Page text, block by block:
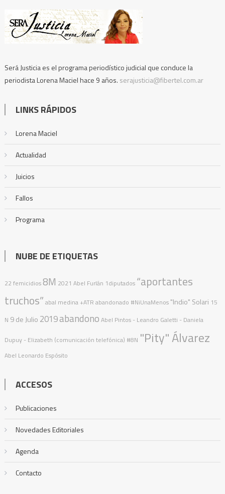
Será Justicia es el programa periodístico judicial que conduce la
periodista Lorena Maciel hace 9 años. serajusticia@fibertel.com.ar
LINKS RÁPIDOS
Lorena Maciel
Actualidad
Juicios
Fallos
Programa
NUBE DE ETIQUETAS
22 femicidios8M 2021 Abel Furlán 1diputados “aportantes
truchos” abal medina +ATR abandonado #NiUnaMenos "Indio" Solari 15
N 9 de Julio 2019abandono Abel Pintos - Leandro Galetti - Daniela
Dupuy - Elizabeth (comunicación telefónica) #8N "Pity" Álvarez
Abel Leonardo Espósito
ACCESOS
Publicaciones
Novedades Editoriales
Agenda
Contacto